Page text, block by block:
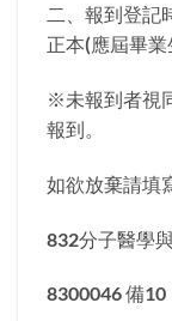
二、報到登記
正本(應屆畢業
※未報到者視
報到。
如欲放棄請填
832分子醫學
8300046 備10